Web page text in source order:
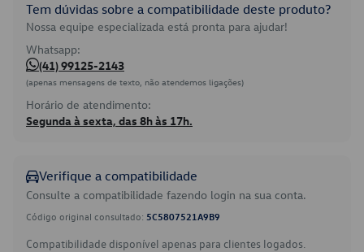
Tem dúvidas sobre a compatibilidade deste produto?
Nossa equipe especializada está pronta para ajudar!
Whatsapp:
(41) 99125-2143
(apenas mensagens de texto, não atendemos ligações)
Horário de atendimento:
Segunda à sexta, das 8h às 17h.
Verifique a compatibilidade
Consulte a compatibilidade fazendo login na sua conta.
Código original consultado: 5C5807521A9B9
Compatibilidade disponível apenas para clientes logados.